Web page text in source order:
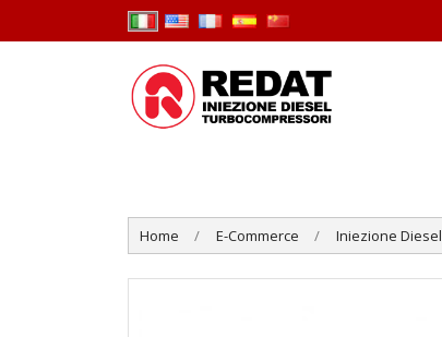
Home E-Commerce Iniezione Diesel